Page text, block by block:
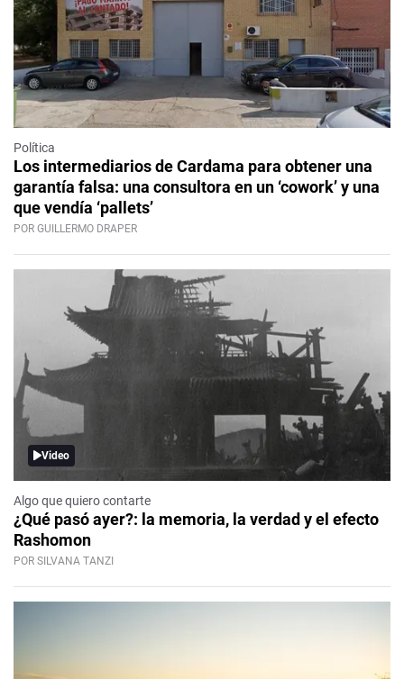
Política
Los intermediarios de Cardama para obtener una
garantía falsa: una consultora en un ‘cowork’ y una
que vendía ‘pallets’
POR GUILLERMO DRAPER
Video
Algo que quiero contarte
¿Qué pasó ayer?: la memoria, la verdad y el efecto
Rashomon
POR SILVANA TANZI